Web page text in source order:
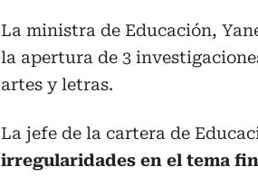
La ministra de Educación,
la apertura de 3
artes y letras.
La jefe de la cartera de
irregularidades en el tema